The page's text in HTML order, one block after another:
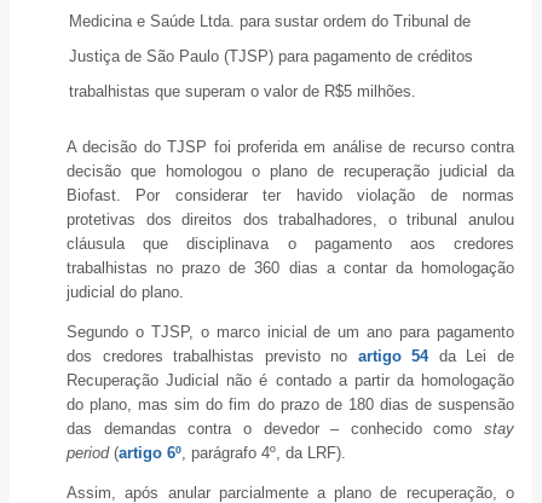
Medicina e Saúde Ltda. para sustar ordem do Tribunal de
Justiça de São Paulo (TJSP) para pagamento de créditos
trabalhistas que superam o valor de R$5 milhões.
A decisão do TJSP foi proferida em análise de recurso contra
decisão que homologou o plano de recuperação judicial da
Biofast. Por considerar ter havido violação de normas
protetivas dos direitos dos trabalhadores, o tribunal anulou
cláusula que disciplinava o pagamento aos credores
trabalhistas no prazo de 360 dias a contar da homologação
judicial do plano.
Segundo o TJSP, o marco inicial de um ano para pagamento
dos credores trabalhistas previsto no artigo 54da Lei de
Recuperação Judicial não é contado a partir da homologação
do plano, mas sim do fim do prazo de 180 dias de suspensão
das demandas contra o devedor – conhecido como stay
period(artigo 6º , parágrafo 4º, da LRF).
Assim, após anular parcialmente a plano de recuperação, o